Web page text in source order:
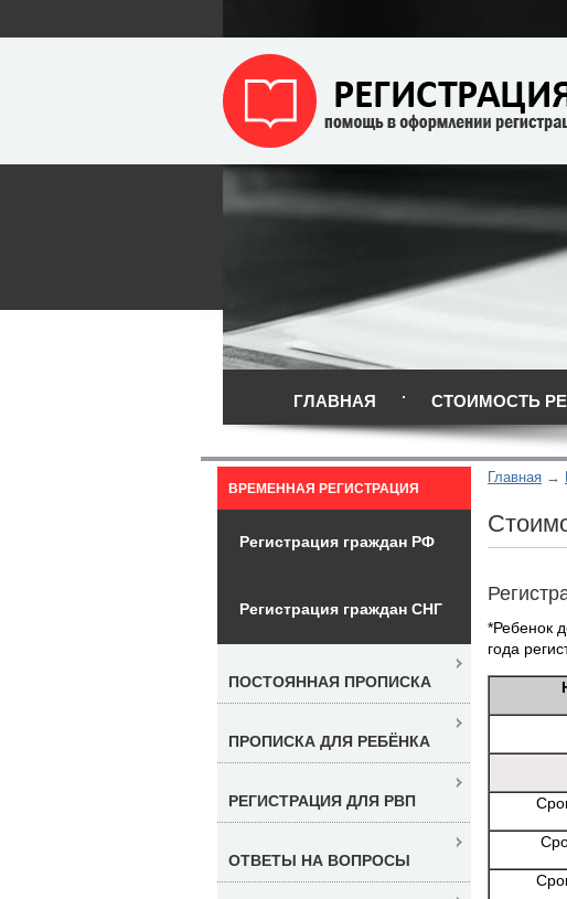
ГЛАВНАЯ СТОИМОСТЬ
Главная
*Ребенок
года
ВРЕМЕННАЯ РЕГИСТРАЦИЯ
Регистрация граждан РФ
Регистрация граждан СНГ
ПОСТОЯННАЯ ПРОПИСКА
ПРОПИСКА ДЛЯ РЕБЁНКА
РЕГИСТРАЦИЯ ДЛЯ РВП
ОТВЕТЫ НА ВОПРОСЫ